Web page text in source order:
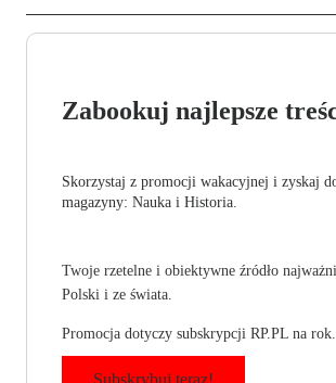
Zabookuj najlepsze
Skorzystaj z promocji wakacyjnej i zyskaj
magazyny: Nauka i Historia.
Twoje rzetelne i obiektywne źródło
Polski i ze świata.
Promocja dotyczy subskrypcji RP.PL na rok.
Subskrybuj teraz!